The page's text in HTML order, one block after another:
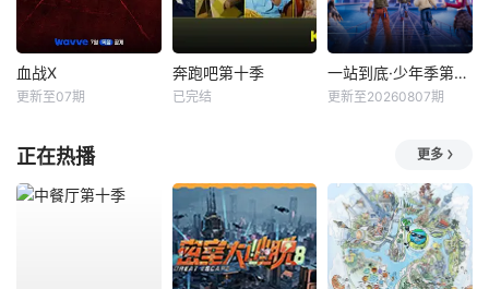
血战X
更新至07期
奔跑吧第十季
已完结
一站到底·少年季第2季
更新至20260807期
正在热播 更多